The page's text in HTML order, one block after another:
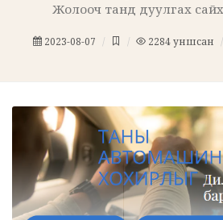
Жолооч танд дуулгах
2023-08-07 2284уншсан